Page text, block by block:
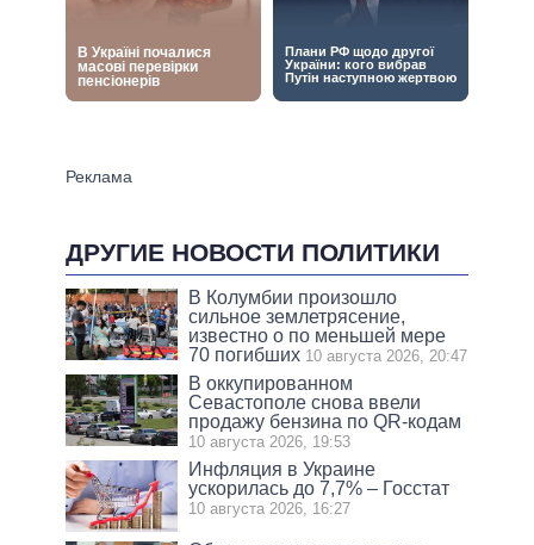
ДРУГИЕ НОВОСТИ ПОЛИТИКИ
В Колумбии произошло
сильное землетрясение,
известно о по меньшей мере
70 погибших 10 августа 2026, 20:47
В оккупированном
Севастополе снова ввели
продажу бензина по QR-кодам
10 августа 2026, 19:53
Инфляция в Украине
ускорилась до 7,7% – Госстат
10 августа 2026, 16:27